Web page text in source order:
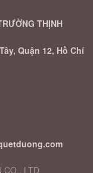
THỊNH
Quận 12, Hồ Chí
CO., LTD